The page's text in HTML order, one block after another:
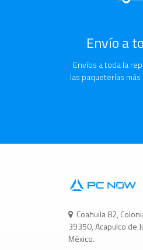
Envío a
Envíos a toda la
las paqueterías
Coahuila 82,
39350, Acapulco de
México.